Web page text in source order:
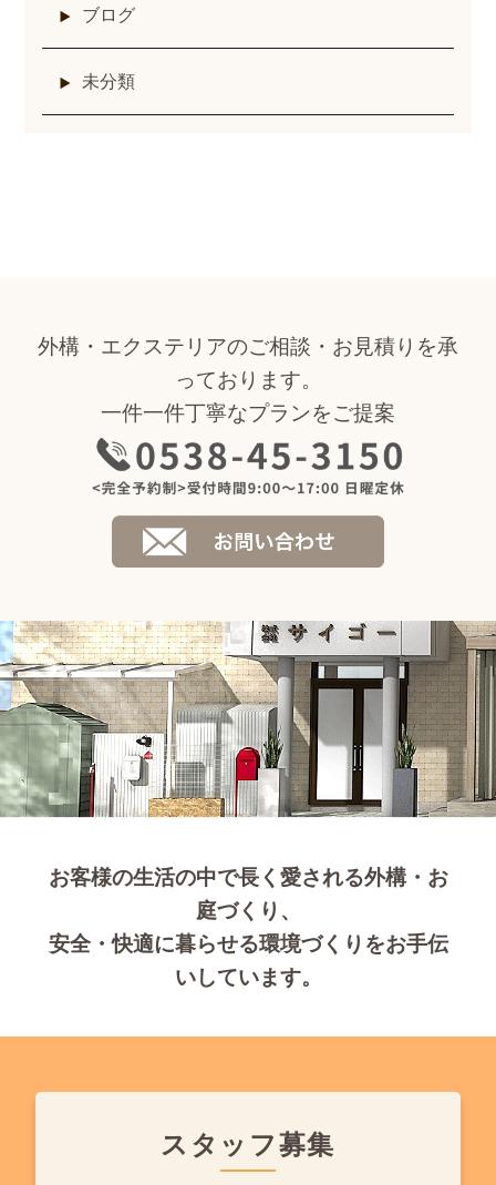
ブログ
未分類
外構・エクステリアのご相談・お見積りを承
っております。
一件一件丁寧なプランをご提案
お客様の生活の中で長く愛される外構・お
庭づくり、
安全・快適に暮らせる環境づくりをお手伝
いしています。
スタッフ募集